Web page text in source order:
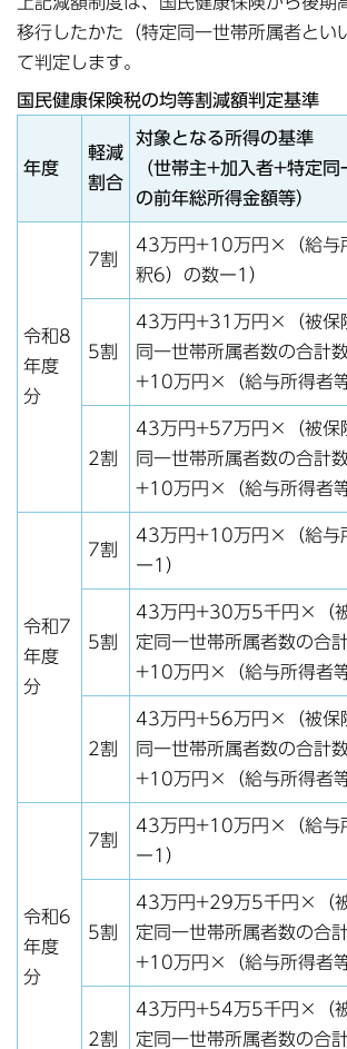
移行したかた（特定同一世帯所属者とい
て判定します。
国民健康保険税の均等割減額判定基準
年度
軽減
割合
対象となる所得の基準
（世帯主+加入者+特定同
の前年総所得金額等）
令和8
年度
分
7割
43万円+10万円×（給与
釈6）の数ー1）
5割
43万円+31万円×（被保
同一世帯所属者数の合計数
+10万円×（給与所得者等
2割
43万円+57万円×（被保
同一世帯所属者数の合計数
+10万円×（給与所得者等
令和7
年度
分
7割
43万円+10万円×（給与
ー1）
5割
43万円+30万5千円×（
定同一世帯所属者数の合計
+10万円×（給与所得者等
2割
43万円+56万円×（被保
同一世帯所属者数の合計数
+10万円×（給与所得者等
令和6
年度
分
7割
43万円+10万円×（給与
ー1）
5割
43万円+29万5千円×（
定同一世帯所属者数の合計
+10万円×（給与所得者等
2割
43万円+54万5千円×（
定同一世帯所属者数の合計